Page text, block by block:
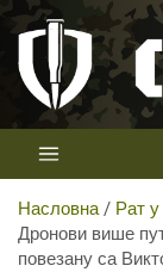
Скип
цонтент
Први војни
Насловна
Рат у
Дронови више
повезану са